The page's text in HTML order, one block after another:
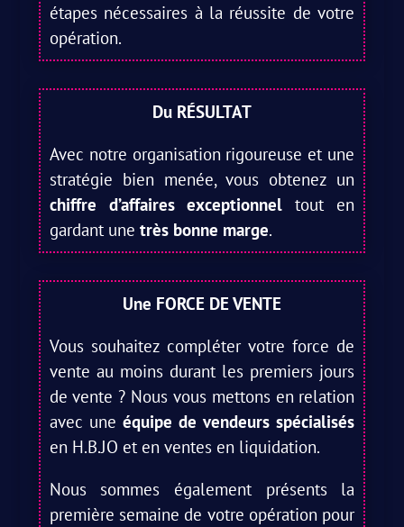
étapes nécessaires à la réussite de votre
opération.
Du RÉSULTAT
Avec notre organisation rigoureuse et une
stratégie bien menée, vous obtenez un
chiffre d’affaires exceptionnel tout en
gardant une très bonne marge.
Une FORCE DE VENTE
Vous souhaitez compléter votre force de
vente au moins durant les premiers jours
de vente ? Nous vous mettons en relation
avec une équipe de vendeurs spécialisés
en H.B.JO et en ventes en liquidation.
Nous sommes également présents la
première semaine de votre opération pour